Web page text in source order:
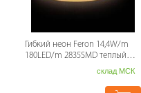
Гибкий неон Feron 14,4W/m
180LED/m 2835SMD теплый
склад МСК